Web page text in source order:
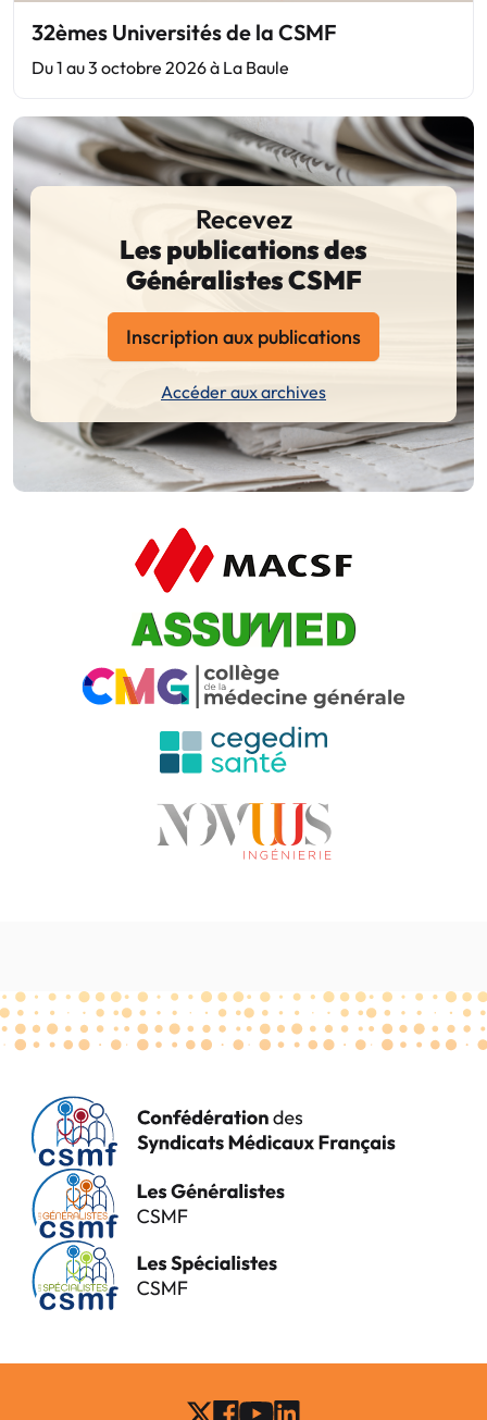
32èmes Universités de la CSMF
Du 1 au 3 octobre 2026 à La Baule
Recevez
Les publications des
Généralistes CSMF
Inscription aux publications
Accéder aux archives